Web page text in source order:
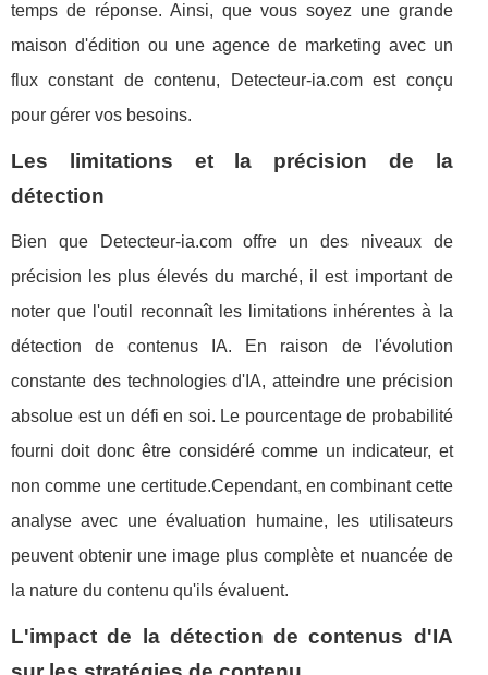
temps de réponse. Ainsi, que vous soyez une grande
maison d'édition ou une agence de marketing avec un
flux constant de contenu, Detecteur-ia.com est conçu
pour gérer vos besoins.
Les limitations et la précision de la
détection
Bien que Detecteur-ia.com offre un des niveaux de
précision les plus élevés du marché, il est important de
noter que l'outil reconnaît les limitations inhérentes à la
détection de contenus IA. En raison de l'évolution
constante des technologies d'IA, atteindre une précision
absolue est un défi en soi. Le pourcentage de probabilité
fourni doit donc être considéré comme un indicateur, et
non comme une certitude.Cependant, en combinant cette
analyse avec une évaluation humaine, les utilisateurs
peuvent obtenir une image plus complète et nuancée de
la nature du contenu qu'ils évaluent.
L'impact de la détection de contenus d'IA